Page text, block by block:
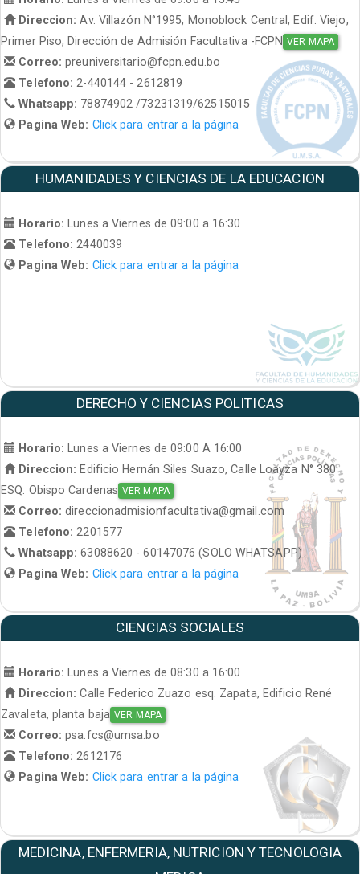
Direccion: Av. Villazón N°1995, Monoblock Central, Edif. Viejo,
Primer Piso, Dirección de Admisión Facultativa -FCPN VER MAPA
Correo:preuniversitario@fcpn.edu.bo
Telefono: 2-440144 - 2612819
Whatsapp: 78874902 /73231319/62515015
Pagina Web: Click para entrar a la página
HUMANIDADES Y CIENCIAS DE LA EDUCACION
Horario: Lunes a Viernes de 09:00 a 16:30
Telefono:2440039
Pagina Web: Click para entrar a la página
DERECHO Y CIENCIAS POLITICAS
Horario:
Lunes a Viernes de 09:00 A 16:00
Direccion: Edificio Hernán Siles Suazo, Calle Loayza N° 380
ESQ. Obispo Cardenas VER MAPA
Correo:direccionadmisionfacultativa@gmail.com
Telefono: 2201577
Whatsapp:63088620 - 60147076 (SOLO WHATSAPP)
Pagina Web: Click para entrar a la página
CIENCIAS SOCIALES
Horario:
Lunes a Viernes de 08:30 a 16:00
Direccion: Calle Federico Zuazo esq. Zapata, Edificio René
Zavaleta, planta baja VER MAPA
Correo:psa.fcs@umsa.bo
Telefono: 2612176
Pagina Web: Click para entrar a la página
MEDICINA, ENFERMERIA, NUTRICION Y TECNOLOGIA